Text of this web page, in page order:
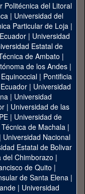
Politécnica del Litoral
| Universidad del
Particular de Loja|
| Universidad
Estatal de
de Ambato |
de los Andes|
| Pontificia
| Universidad
| Universidad
| Universidad de las
| Universidad de
de Machala|
| Universidad Nacional
Estatal de Bolivar
del Chimborazo |
de Quito |
de Santa Elena|
| Universidad